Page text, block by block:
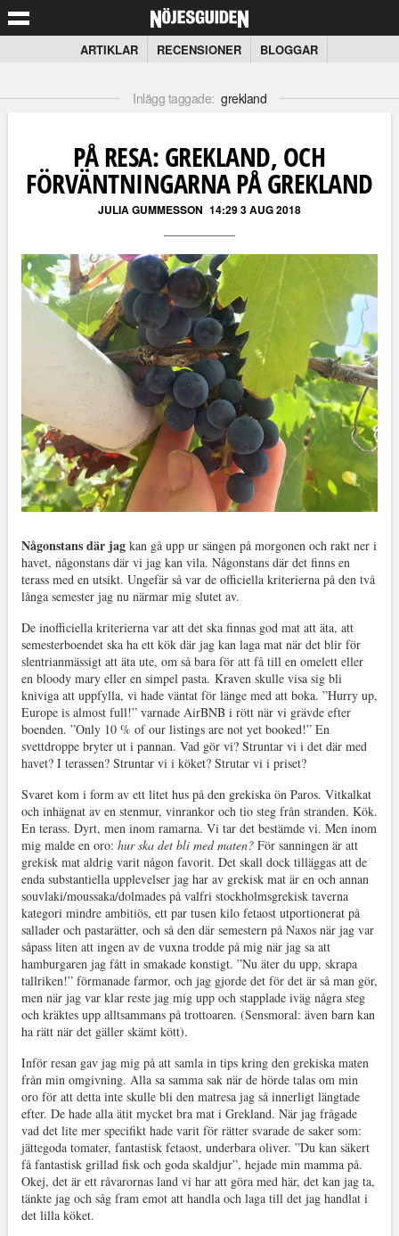
ARTIKLAR RECENSIONER BLOGGAR
Inlägg taggade: grekland
PÅ RESA: GREKLAND, OCH
FÖRVÄNTNINGARNA PÅ GREKLAND
JULIA GUMMESSON 14:29 3 AUG 2018
Någonstans där jagkan gå upp ur sängen på morgonen och rakt ner i
havet, någonstans där vi jag kan vila. Någonstans där det finns en
terass med en utsikt. Ungefär så var de officiella kriterierna på den två
långa semester jag nu närmar mig slutet av.
De inofficiella kriterierna var att det ska finnas god mat att äta, att
semesterboendet ska ha ett kök där jag kan laga mat när det blir för
slentrianmässigt att äta ute, om så bara för att få till en omelett eller
en bloody mary eller en simpel pasta. Kraven skulle visa sig bli
kniviga att uppfylla, vi hade väntat för länge med att boka. ”Hurry up,
Europe is almost full!” varnade AirBNB i rött när vi grävde efter
boenden. ”Only 10 % of our listings are not yet booked!” En
svettdroppe bryter ut i pannan. Vad gör vi? Struntar vi i det där med
havet? I terassen? Struntar vi i köket? Strutar vi i priset?
Svaret kom i form av ett litet hus på den grekiska ön Paros. Vitkalkat
och inhägnat av en stenmur, vinrankor och tio steg från stranden. Kök.
En terass. Dyrt, men inom ramarna. Vi tar det bestämde vi. Men inom
mig malde en oro: hur ska det bli med maten?För sanningen är att
grekisk mat aldrig varit någon favorit. Det skall dock tilläggas att de
enda substantiella upplevelser jag har av grekisk mat är en och annan
souvlaki/moussaka/dolmades på valfri stockholmsgrekisk taverna
kategori mindre ambitiös, ett par tusen kilo fetaost utportionerat på
sallader och pastarätter, och så den där semestern på Naxos när jag var
såpass liten att ingen av de vuxna trodde på mig när jag sa att
hamburgaren jag fått in smakade konstigt. ”Nu äter du upp, skrapa
tallriken!” förmanade farmor, och jag gjorde det för det är så man gör,
men när jag var klar reste jag mig upp och stapplade iväg några steg
och kräktes upp alltsammans på trottoaren. (Sensmoral: även barn kan
ha rätt när det gäller skämt kött).
Inför resan gav jag mig på att samla in tips kring den grekiska maten
från min omgivning. Alla sa samma sak när de hörde talas om min
oro för att detta inte skulle bli den matresa jag så innerligt längtade
efter. De hade alla ätit mycket bra mat i Grekland. När jag frågade
vad det lite mer specifikt hade varit för rätter svarade de saker som:
jättegoda tomater, fantastisk fetaost, underbara oliver. ”Du kan säkert
få fantastisk grillad fisk och goda skaldjur”, hejade min mamma på.
Okej, det är ett råvarornas land vi har att göra med här, det kan jag ta,
tänkte jag och såg fram emot att handla och laga till det jag handlat i
det lilla köket.